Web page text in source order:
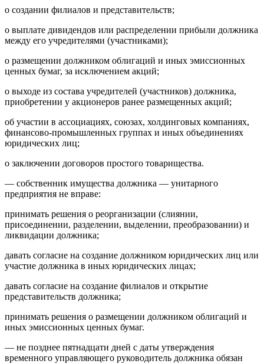
о создании филиалов и представительств;
о выплате дивидендов или распределении прибыли должника
между его учредителями (участниками);
о размещении должником облигаций и иных эмиссионных
ценных бумаг, за исключением акций;
о выходе из состава учредителей (участников) должника,
приобретении у акционеров ранее размещенных акций;
об участии в ассоциациях, союзах, холдинговых компаниях,
финансово-промышленных группах и иных объединениях
юридических лиц;
о заключении договоров простого товарищества.
— собственник имущества должника — унитарного
предприятия не вправе:
принимать решения о реорганизации (слиянии,
присоединении, разделении, выделении, преобразовании) и
ликвидации должника;
давать согласие на создание должником юридических лиц или
участие должника в иных юридических лицах;
давать согласие на создание филиалов и открытие
представительств должника;
принимать решения о размещении должником облигаций и
иных эмиссионных ценных бумаг.
— не позднее пятнадцати дней с даты утверждения
временного управляющего руководитель должника обязан